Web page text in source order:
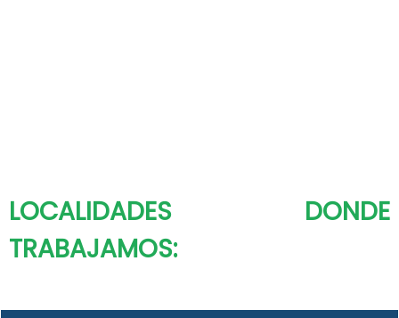
LOCALIDADES DONDE
TRABAJAMOS: